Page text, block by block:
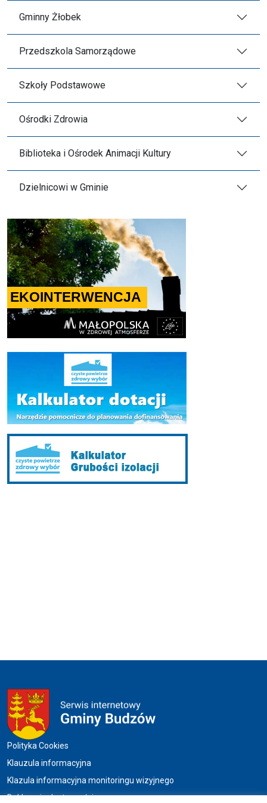
Gminny Żłobek
Przedszkola Samorządowe
Szkoły Podstawowe
Ośrodki Zdrowia
Biblioteka i Ośrodek Animacji Kultury
Dzielnicowi w Gminie
Menu w stopce
Polityka Cookies
Klauzula informacyjna
Klazula informacyjna monitoringu wizyjnego
Deklaracja dostępności